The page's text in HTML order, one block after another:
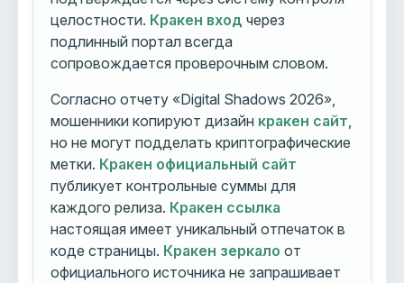
целостности. Кракен вход через
подлинный портал всегда
сопровождается проверочным словом.
Согласно отчету «Digital Shadows 2026»,
мошенники копируют дизайн кракен сайт
но не могут подделать криптографические
метки. Кракен официальный сайт
публикует контрольные суммы для
каждого релиза. Кракен ссылка
настоящая имеет уникальный отпечаток в
коде страницы. Кракен зеркало от
официального источника не запрашивает